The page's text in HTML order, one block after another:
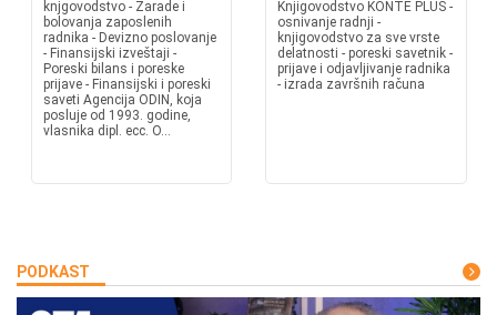
knjgovodstvo - Zarade i
bolovanja zaposlenih
radnika - Devizno poslovanje
- Finansijski izveštaji -
Poreski bilans i poreske
prijave - Finansijski i poreski
saveti Agencija ODIN, koja
posluje od 1993. godine,
vlasnika dipl. ecc. O...
Knjigovodstvo KONTE PLUS -
osnivanje radnji -
knjigovodstvo za sve vrste
delatnosti - poreski savetnik -
prijave i odjavljivanje radnika
- izrada završnih računa
PODKAST